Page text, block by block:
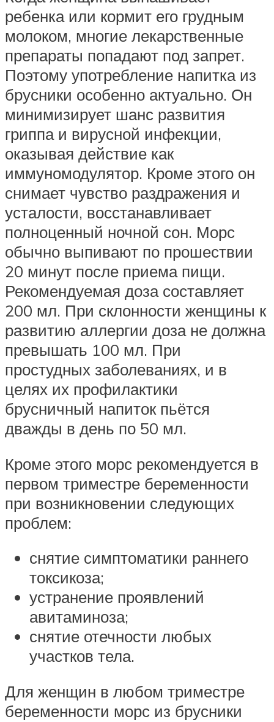
ребенка или кормит его грудным
молоком, многие лекарственные
препараты попадают под запрет.
Поэтому употребление напитка из
брусники особенно актуально. Он
минимизирует шанс развития
гриппа и вирусной инфекции,
оказывая действие как
иммуномодулятор. Кроме этого он
снимает чувство раздражения и
усталости, восстанавливает
полноценный ночной сон. Морс
обычно выпивают по прошествии
20 минут после приема пищи.
Рекомендуемая доза составляет
200 мл. При склонности женщины к
развитию аллергии доза не должна
превышать 100 мл. При
простудных заболеваниях, и в
целях их профилактики
брусничный напиток пьётся
дважды в день по 50 мл.
Кроме этого морс рекомендуется в
первом триместре беременности
при возникновении следующих
проблем:
снятие симптоматики раннего
токсикоза;
устранение проявлений
авитаминоза;
снятие отечности любых
участков тела.
Для женщин в любом триместре
беременности морс из брусники